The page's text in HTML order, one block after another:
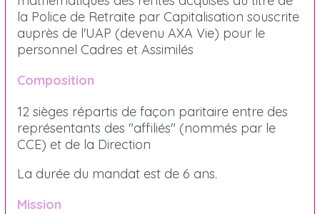
la Police de Retraite par Capitalisation souscrite
auprès de l'UAP (devenu AXA Vie) pour le
personnel Cadres et Assimilés
Composition
12 sièges répartis de façon paritaire entre des
représentants des "affiliés" (nommés par le
CCE) et de la Direction
La durée du mandat est de 6 ans.
Mission